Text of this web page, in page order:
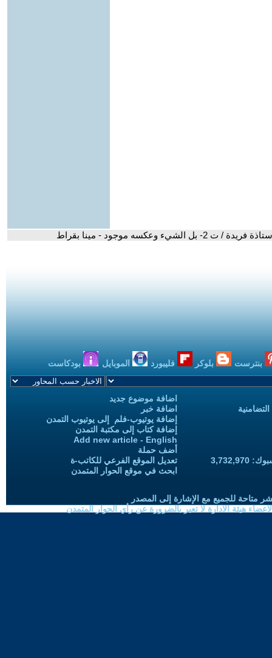
2- بل الشيء وعكسه موجود - مينا بقراط
بنترست بلوكر فليبورد الموبايل بودكاست
اضافة موضوع جديد
اضافة خبر
إضافة يوتيوب-فلم إلى يوتيوب التمدن
إضافة كتاب إلى مكتبة التمدن
Add new article - English
أضف حملة
تعديل الموقع الفرعي للكاتب-ة
ابحث في موقع الحوار المتمدن
متاحة للجميع مع الإشارة إلى المصدر
هيئة الادارة لا تعبر بالضرورة عن رأي الحوار المتمدن